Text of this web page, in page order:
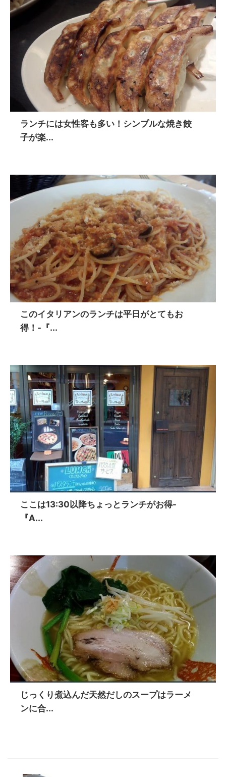
ランチには女性客も多い！シンプルな焼き餃
子が楽...
このイタリアンのランチは平日がとてもお
得！-『...
ここは13:30以降ちょっとランチがお得-
『A...
じっくり煮込んだ天然だしのスープはラーメ
ンに合...